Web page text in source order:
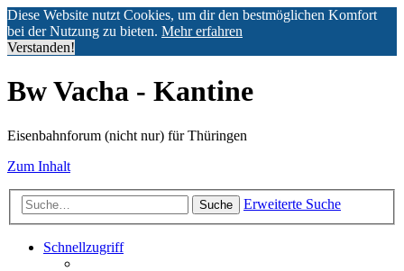
Diese Website nutzt Cookies, um dir den bestmöglichen Komfort
bei der Nutzung zu bieten. Mehr erfahren
Verstanden!
Bw Vacha - Kantine
Eisenbahnforum (nicht nur) für Thüringen
Zum Inhalt
Suche Erweiterte Suche
Schnellzugriff